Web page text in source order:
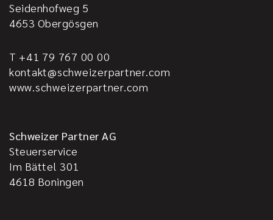
Seidenhofweg 5
4653 Obergösgen
T +41 79 767 00 00
kontakt@schweizerpartner.com
www.schweizerpartner.com
Schweizer Partner AG
Steuerservice
Im Bättel 301
4618 Boningen